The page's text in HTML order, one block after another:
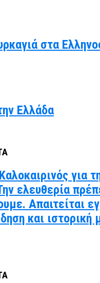
στα
Ελλάδα
για
ελευθερία
Απαιτείται
και ιστορική